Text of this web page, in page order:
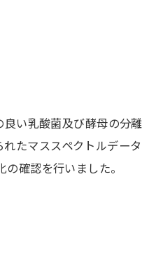
い乳酸菌及び酵母の分
たマススペクトルデー
確認を行いました。